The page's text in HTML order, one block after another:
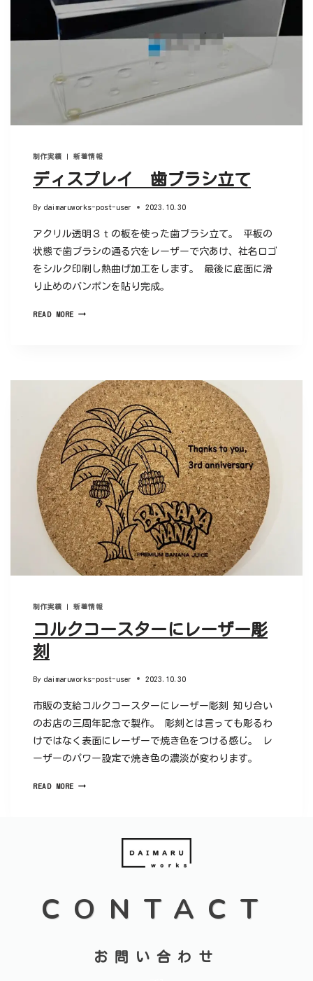
制作実績 |新着情報
ディスプレイ 歯ブラシ立て
By daimaruworks-post-user 2023.10.30
アクリル透明３ｔの板を使った歯ブラシ立て。 平板の
状態で歯ブラシの通る穴をレーザーで穴あけ、社名ロゴ
をシルク印刷し熱曲げ加工をします。 最後に底面に滑
り止めのバンポンを貼り完成。
READ MORE
制作実績 |新着情報
コルクコースターにレーザー彫
刻
By daimaruworks-post-user 2023.10.30
市販の支給コルクコースターにレーザー彫刻 知り合い
のお店の三周年記念で製作。 彫刻とは言っても彫るわ
けではなく表面にレーザーで焼き色をつける感じ。 レ
ーザーのパワー設定で焼き色の濃淡が変わります。
READ MORE
CONTACT
お問い合わせ